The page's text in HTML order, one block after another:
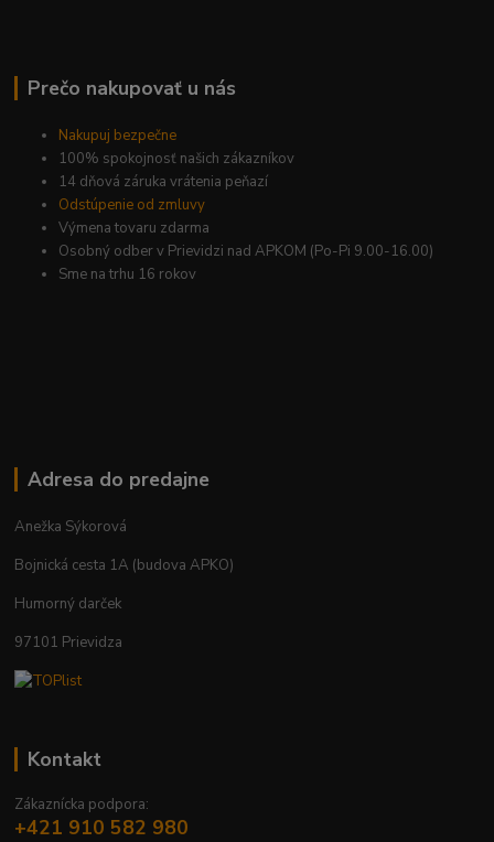
Prečo nakupovať u nás
Nakupuj bezpečne
100% spokojnosť našich zákazníkov
14 dňová záruka vrátenia peňazí
Odstúpenie od zmluvy
Výmena tovaru zdarma
Osobný odber v Prievidzi nad APKOM (Po-Pi 9.00-16.00)
Sme na trhu 16 rokov
Adresa do predajne
Anežka Sýkorová
Bojnická cesta 1A (budova APKO)
Humorný darček
97101 Prievidza
Kontakt
Zákaznícka podpora:
+421 910 582 980